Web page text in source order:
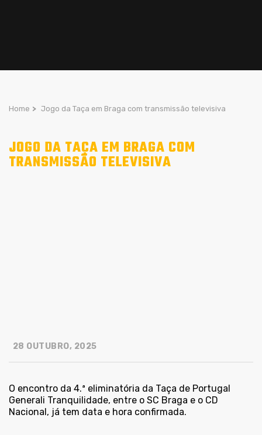
Home > Jogo da Taça em Braga com transmissão televisiva
JOGO DA TAÇA EM BRAGA COM
TRANSMISSÃO TELEVISIVA
28 OUTUBRO, 2025
O encontro da 4.ª eliminatória da Taça de Portugal
Generali Tranquilidade, entre o SC Braga e o CD
Nacional, já tem data e hora confirmada.